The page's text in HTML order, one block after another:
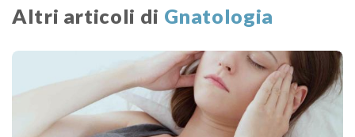
Altri articoli di Gnatologia